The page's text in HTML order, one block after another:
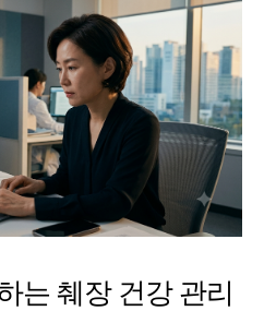
는 췌장 건강 관리